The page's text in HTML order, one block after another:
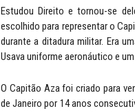
Estudou Direito e tornou-se
escolhido para representar o
durante a ditadura militar. Era
Usava uniforme aeronáutico e
O Capitão Aza foi criado para
de Janeiro por 14 anos